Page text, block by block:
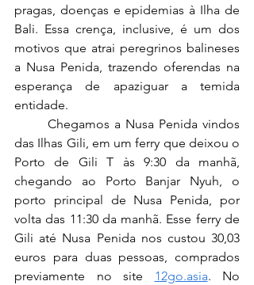
pragas, doenças e epidemias à Ilha de
Bali. Essa crença, inclusive, é um dos
motivos que atrai peregrinos balineses
a Nusa Penida, trazendo oferendas na
esperança de apaziguar a temida
entidade.
das Ilhas Gili, em um ferry que deixou o
Porto de Gili T às 9:30 da manhã,
chegando ao Porto Banjar Nyuh, o
porto principal de Nusa Penida, por
volta das 11:30 da manhã. Esse ferry de
Gili até Nusa Penida nos custou 30,03
euros para duas pessoas, comprados
previamente no site 12go.asia. No